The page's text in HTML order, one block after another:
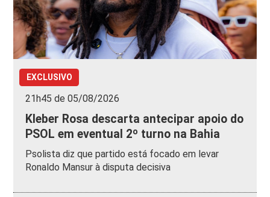
EXCLUSIVO
21h45 de 05/08/2026
Kleber Rosa descarta antecipar apoio do
PSOL em eventual 2º turno na Bahia
Psolista diz que partido está focado em levar
Ronaldo Mansur à disputa decisiva